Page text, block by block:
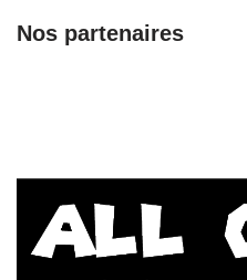
Nos partenaires